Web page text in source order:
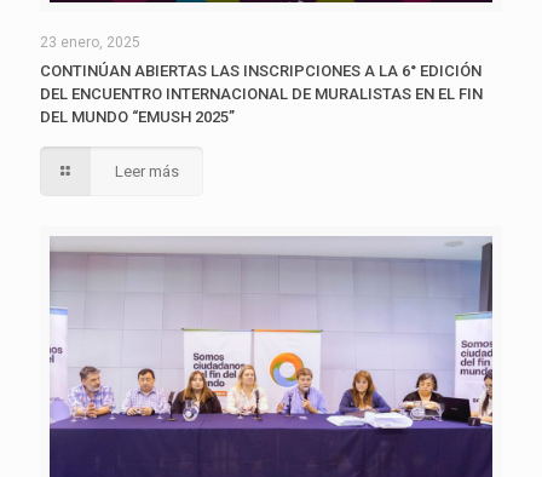
23 enero, 2025
CONTINÚAN ABIERTAS LAS INSCRIPCIONES A LA 6° EDICIÓN
DEL ENCUENTRO INTERNACIONAL DE MURALISTAS EN EL FIN
DEL MUNDO “EMUSH 2025”
Leer más